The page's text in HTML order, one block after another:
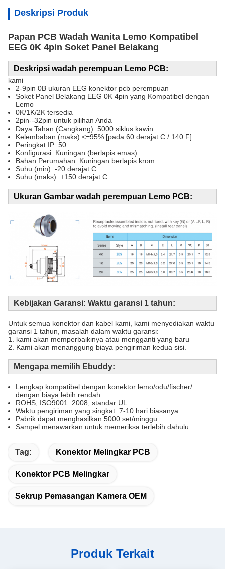
Deskripsi Produk
Papan PCB Wadah Wanita Lemo Kompatibel
EEG 0K 4pin Soket Panel Belakang
Deskripsi wadah perempuan Lemo PCB:
kami
2-9pin 0B ukuran EEG konektor pcb perempuan
Soket Panel Belakang EEG 0K 4pin yang Kompatibel dengan
Lemo
0K/1K/2K tersedia
2pin--32pin untuk pilihan Anda
Daya Tahan (Cangkang): 5000 siklus kawin
Kelembaban (maks):<=95% [pada 60 derajat C / 140 F]
Peringkat IP: 50
Konfigurasi: Kuningan (berlapis emas)
Bahan Perumahan: Kuningan berlapis krom
Suhu (min): -20 derajat C
Suhu (maks): +150 derajat C
Ukuran Gambar wadah perempuan Lemo PCB:
Kebijakan Garansi: Waktu garansi 1 tahun​:
Untuk semua konektor dan kabel kami, kami menyediakan waktu
garansi 1 tahun, masalah dalam waktu garansi:
1. kami akan memperbaikinya atau mengganti yang baru
2. Kami akan menanggung biaya pengiriman kedua sisi.
Mengapa memilih Ebuddy:
Lengkap kompatibel dengan konektor lemo/odu/fischer/
dengan biaya lebih rendah
ROHS, ISO9001: 2008, standar UL
Waktu pengiriman yang singkat: 7-10 hari biasanya
Pabrik dapat menghasilkan 5000 set/minggu
Sampel menawarkan untuk memeriksa terlebih dahulu
Tag: Konektor Melingkar PCB
Konektor PCB Melingkar
Sekrup Pemasangan Kamera OEM
Produk Terkait